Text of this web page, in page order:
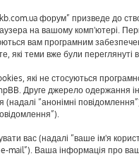
форум” призведе до
на вашому комп'ютері.
вам програмним
які теми вже були
які не стосуються
Друге джерело одержання
“анонімні
вас (надалі “ваше ім'я
mail”). Ваша інформація про